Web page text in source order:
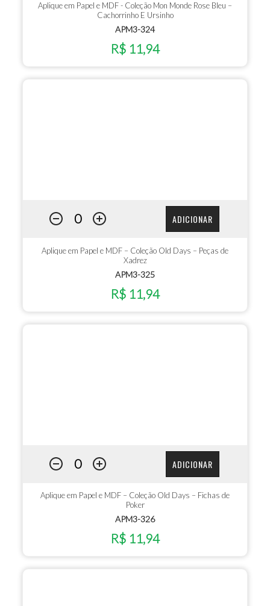
Aplique em Papel e MDF - Coleção Mon Monde Rose Bleu –
Cachorrinho E Ursinho
APM3-324
R$ 11,94
ADICIONAR
Aplique em Papel e MDF – Coleção Old Days – Peças de
Xadrez
APM3-325
R$ 11,94
ADICIONAR
Aplique em Papel e MDF – Coleção Old Days – Fichas de
Poker
APM3-326
R$ 11,94